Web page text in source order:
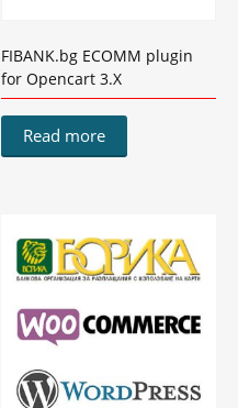
FIBANK.bg ЕCOMM plugin
for Opencart 3.X
Read more